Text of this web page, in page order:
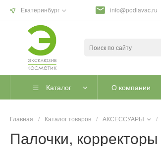
Екатеринбург info@podiavac.ru
Каталог О компании
Главная / Каталог товаров / АКСЕССУАРЫ /
Палочки, корректоры